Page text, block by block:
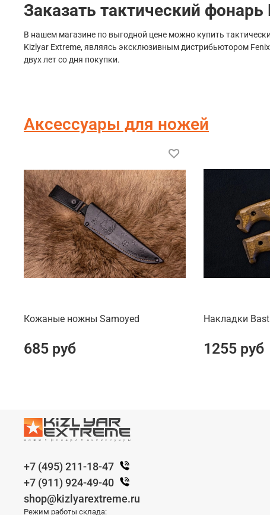
Заказать тактический
В нашем магазине по выгодной цене можно купить
Kizlyar Extreme, являясь эксклюзивным дистрибьютором
двух лет со дня покупки.
Аксессуары для ножей
Кожаные ножны Samoyed
685 руб
Накладки
1255 руб
+7 (495) 211-18-47
+7 (911) 924-49-40
shop@kizlyarextreme.ru
Режим работы склада: